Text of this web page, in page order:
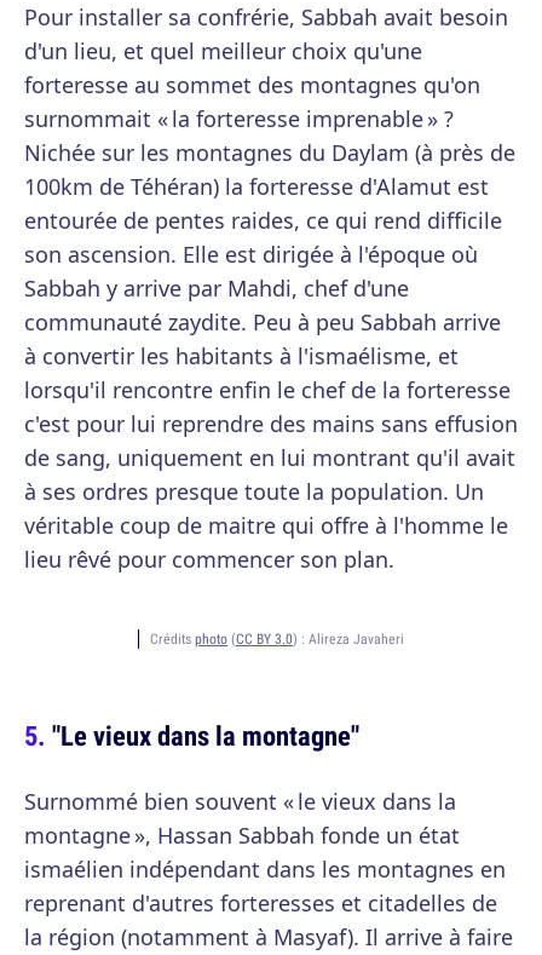
Pour installer sa confrérie, Sabbah avait besoin
d'un lieu, et quel meilleur choix qu'une
forteresse au sommet des montagnes qu'on
surnommait « la forteresse imprenable » ?
Nichée sur les montagnes du Daylam (à près de
100km de Téhéran) la forteresse d'Alamut est
entourée de pentes raides, ce qui rend difficile
son ascension. Elle est dirigée à l'époque où
Sabbah y arrive par Mahdi, chef d'une
communauté zaydite. Peu à peu Sabbah arrive
à convertir les habitants à l'ismaélisme, et
lorsqu'il rencontre enfin le chef de la forteresse
c'est pour lui reprendre des mains sans effusion
de sang, uniquement en lui montrant qu'il avait
à ses ordres presque toute la population. Un
véritable coup de maitre qui offre à l'homme le
lieu rêvé pour commencer son plan.
Crédits photo (CC BY 3.0) : Alireza Javaheri
"Le vieux dans la montagne"
Surnommé bien souvent « le vieux dans la
montagne », Hassan Sabbah fonde un état
ismaélien indépendant dans les montagnes en
reprenant d'autres forteresses et citadelles de
la région (notamment à Masyaf). Il arrive à faire